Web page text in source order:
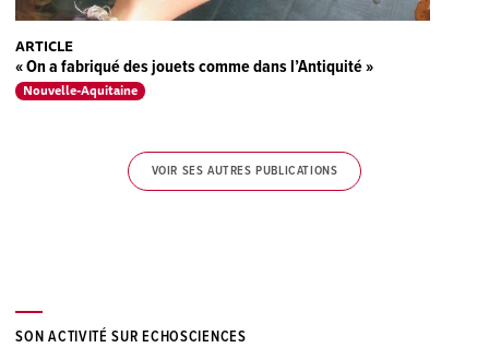
ARTICLE
« On a fabriqué des jouets comme dans l’Antiquité »
Nouvelle-Aquitaine
VOIR SES AUTRES PUBLICATIONS
SON ACTIVITÉ SUR ECHOSCIENCES